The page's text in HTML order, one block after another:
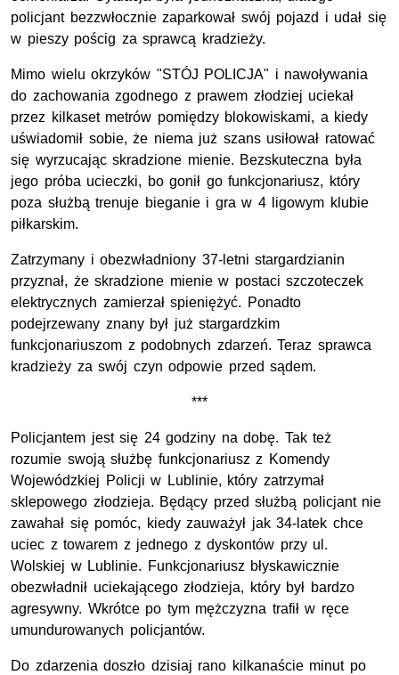
policjant bezzwłocznie zaparkował swój pojazd i udał się
w pieszy pościg za sprawcą kradzieży.
Mimo wielu okrzyków "STÓJ POLICJA" i nawoływania
do zachowania zgodnego z prawem złodziej uciekał
przez kilkaset metrów pomiędzy blokowiskami, a kiedy
uświadomił sobie, że niema już szans usiłował ratować
się wyrzucając skradzione mienie. Bezskuteczna była
jego próba ucieczki, bo gonił go funkcjonariusz, który
poza służbą trenuje bieganie i gra w 4 ligowym klubie
piłkarskim.
Zatrzymany i obezwładniony 37-letni stargardzianin
przyznał, że skradzione mienie w postaci szczoteczek
elektrycznych zamierzał spieniężyć. Ponadto
podejrzewany znany był już stargardzkim
funkcjonariuszom z podobnych zdarzeń. Teraz sprawca
kradzieży za swój czyn odpowie przed sądem.
***
Policjantem jest się 24 godziny na dobę. Tak też
rozumie swoją służbę funkcjonariusz z Komendy
Wojewódzkiej Policji w Lublinie, który zatrzymał
sklepowego złodzieja. Będący przed służbą policjant nie
zawahał się pomóc, kiedy zauważył jak 34-latek chce
uciec z towarem z jednego z dyskontów przy ul.
Wolskiej w Lublinie. Funkcjonariusz błyskawicznie
obezwładnił uciekającego złodzieja, który był bardzo
agresywny. Wkrótce po tym mężczyzna trafił w ręce
umundurowanych policjantów.
Do zdarzenia doszło dzisiaj rano kilkanaście minut po